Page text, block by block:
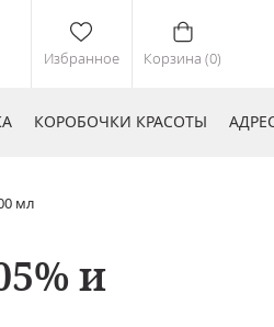
Избранное Корзина (0)
КОРОБОЧКИ КРАСОТЫ
мл
и